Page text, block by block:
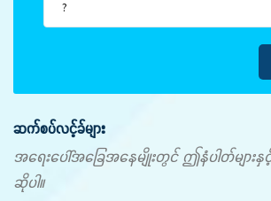
ဆက်စပ်လင့်ခ်များ
အရေးပေါ်အခြေအနေမျိုးတွင် ဤနံပါတ်များ
ဆိုပါ။